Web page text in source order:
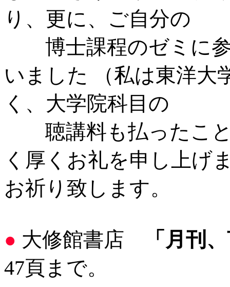
り、更に、ご自分の
博士課程のゼミに参
いました （私は東洋大
く、大学院科目の
聴講料も払ったこと
く厚くお礼を申し上げ
お祈り致します。
● 大修館書店
「月刊
47頁まで。